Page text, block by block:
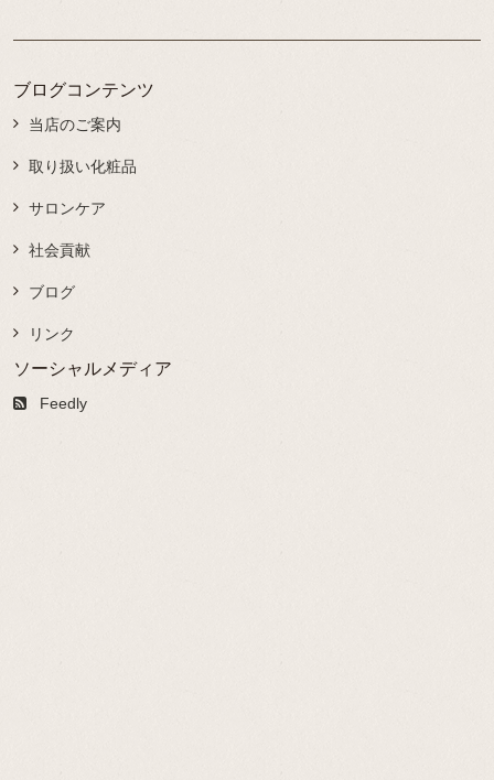
ブログコンテンツ
当店のご案内
取り扱い化粧品
サロンケア
社会貢献
ブログ
リンク
ソーシャルメディア
Feedly